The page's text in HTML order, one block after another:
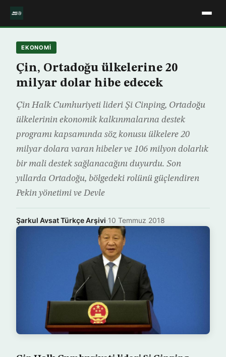
EKONOMİ
Çin, Ortadoğu ülkelerine 20
milyar dolar hibe edecek
Çin Halk Cumhuriyeti lideri Şi Cinping, Ortadoğu
ülkelerinin ekonomik kalkınmalarına destek
programı kapsamında söz konusu ülkelere 20
milyar dolara varan hibeler ve 106 milyon dolarlık
bir mali destek sağlanacağını duyurdu. Son
yıllarda Ortadoğu, bölgedeki rolünü güçlendiren
Pekin yönetimi ve Devle
Şarkul Avsat Türkçe Arşivi·10 Temmuz 2018